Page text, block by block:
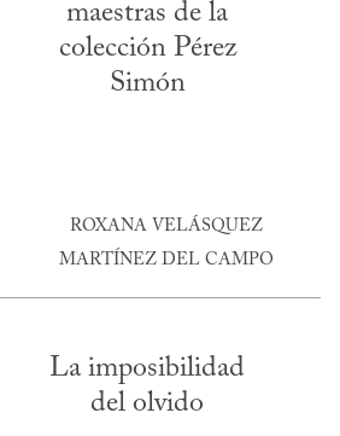
maestras de la
colección Pérez
Simón
ROXANA VELÁSQUEZ
MARTÍNEZ DEL CAMPO
La imposibilidad
del olvido